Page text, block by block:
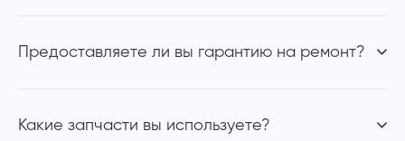
Предоставляете ли вы гарантию на ремонт?
Какие запчасти вы используете?